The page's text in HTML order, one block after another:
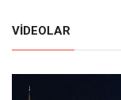
VIDEOLAR